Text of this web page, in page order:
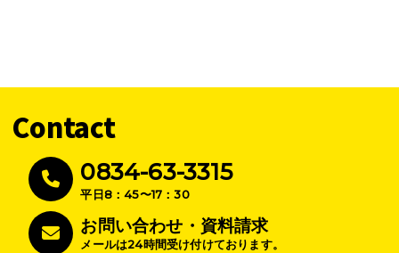
Contact
0834-63-3315
平日8：45〜17：30
お問い合わせ・資料請求
メールは24時間受け付けております。